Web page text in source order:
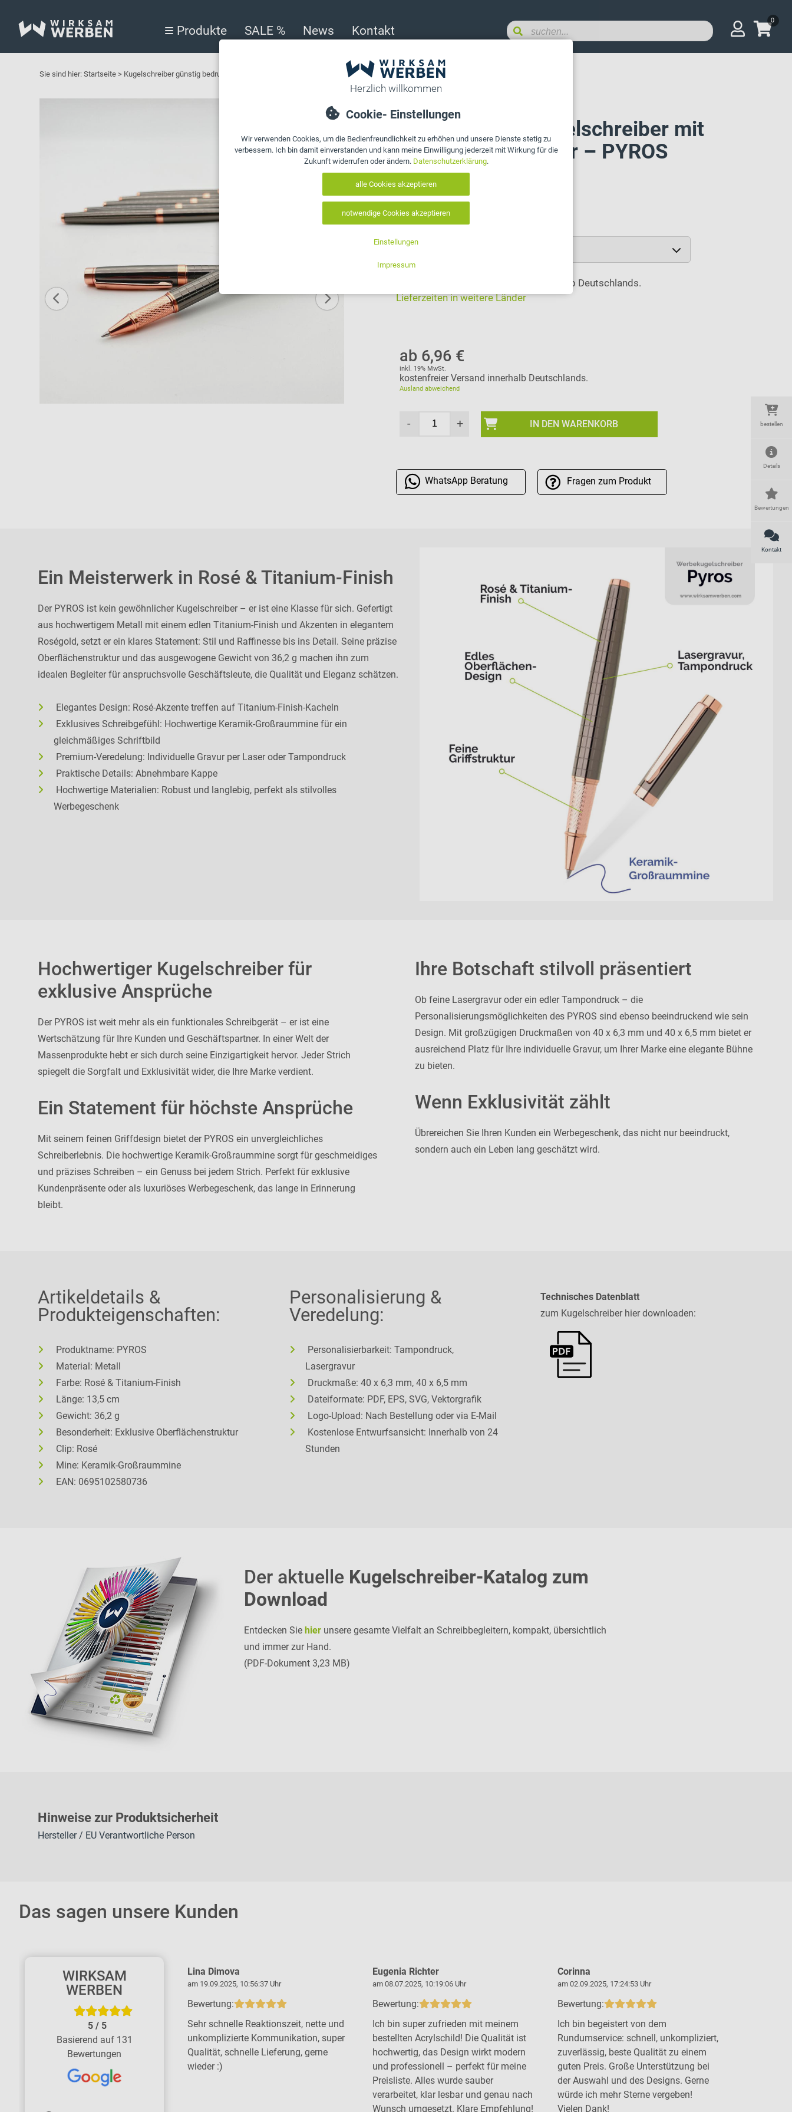
0
Produkte SALE % News Kontakt
Sie sind hier:Startseite > Kugelschreiber günstig bedrucken lassen Hochwertiger Kugelschreiber mit individueller Gravur – PYROS
Hochwertiger Kugelschreiber mit
individueller Gravur – PYROS
Art. Nr.: 10202
EAN: 0695102580736
Druck auswählen:
innerhalb Deutschlands.
Lieferzeiten in weitere Länder
ab 6,96 €
inkl. 19% MwSt.
kostenfreier Versand innerhalb Deutschlands.
Ausland abweichend
- + IN DEN WARENKORB
WhatsApp Beratung Fragen zum Produkt
bestellen
Details
Bewertungen
Kontakt
Ein Meisterwerk in Rosé & Titanium-Finish
Der PYROS ist kein gewöhnlicher Kugelschreiber – er ist eine Klasse für sich. Gefertigt
aus hochwertigem Metall mit einem edlen Titanium-Finish und Akzenten in elegantem
Roségold, setzt er ein klares Statement: Stil und Raffinesse bis ins Detail. Seine präzise
Oberflächenstruktur und das ausgewogene Gewicht von 36,2 g machen ihn zum
idealen Begleiter für anspruchsvolle Geschäftsleute, die Qualität und Eleganz schätzen.
Elegantes Design: Rosé-Akzente treffen auf Titanium-Finish-Kacheln
Exklusives Schreibgefühl: Hochwertige Keramik-Großraummine für ein
gleichmäßiges Schriftbild
Premium-Veredelung: Individuelle Gravur per Laser oder Tampondruck
Praktische Details: Abnehmbare Kappe
Hochwertige Materialien: Robust und langlebig, perfekt als stilvolles
Werbegeschenk
Hochwertiger Kugelschreiber für
exklusive Ansprüche
Der PYROS ist weit mehr als ein funktionales Schreibgerät – er ist eine
Wertschätzung für Ihre Kunden und Geschäftspartner. In einer Welt der
Massenprodukte hebt er sich durch seine Einzigartigkeit hervor. Jeder Strich
spiegelt die Sorgfalt und Exklusivität wider, die Ihre Marke verdient.
Ein Statement für höchste Ansprüche
Mit seinem feinen Griffdesign bietet der PYROS ein unvergleichliches
Schreiberlebnis. Die hochwertige Keramik-Großraummine sorgt für geschmeidiges
und präzises Schreiben – ein Genuss bei jedem Strich. Perfekt für exklusive
Kundenpräsente oder als luxuriöses Werbegeschenk, das lange in Erinnerung
bleibt.
Ihre Botschaft stilvoll präsentiert
Ob feine Lasergravur oder ein edler Tampondruck – die
Personalisierungsmöglichkeiten des PYROS sind ebenso beeindruckend wie sein
Design. Mit großzügigen Druckmaßen von 40 x 6,3 mm und 40 x 6,5 mm bietet er
ausreichend Platz für Ihre individuelle Gravur, um Ihrer Marke eine elegante Bühne
zu bieten.
Wenn Exklusivität zählt
Übrereichen Sie Ihren Kunden ein Werbegeschenk, das nicht nur beeindruckt,
sondern auch ein Leben lang geschätzt wird.
Artikeldetails &
Produkteigenschaften:
Produktname: PYROS
Material: Metall
Farbe: Rosé & Titanium-Finish
Länge: 13,5 cm
Gewicht: 36,2 g
Besonderheit: Exklusive Oberflächenstruktur
Clip: Rosé
Mine: Keramik-Großraummine
EAN: 0695102580736
Personalisierung &
Veredelung:
Personalisierbarkeit: Tampondruck,
Lasergravur
Druckmaße: 40 x 6,3 mm, 40 x 6,5 mm
Dateiformate: PDF, EPS, SVG, Vektorgrafik
Logo-Upload: Nach Bestellung oder via E-Mail
Kostenlose Entwurfsansicht: Innerhalb von 24
Stunden
Technisches Datenblatt
zum Kugelschreiber hier downloaden:
Der aktuelle Kugelschreiber-Katalog zum
Download
Entdecken Sie hier unsere gesamte Vielfalt an Schreibbegleitern, kompakt, übersichtlich
und immer zur Hand.
(PDF-Dokument 3,23 MB)
Hinweise zur Produktsicherheit
Hersteller / EU Verantwortliche Person
Das sagen unsere Kunden
WIRKSAM
WERBEN
5 / 5
Basierend auf 131
Bewertungen
Kerstin Thiemicke
am 11.06.2026, 16:37:45 Uhr
Tolle Firma - große Kompetenz, schnell
und zuverlässig. Wir sind rundum
zufrieden. Ich empfehle die Firma ohne
Bedenken gern weiter.
Lina Dimova
am 19.09.2025, 10:56:37 Uhr
Bewertung:
Sehr schnelle Reaktionszeit, nette und
unkomplizierte Kommunikation, super
Qualität, schnelle Lieferung, gerne
wieder :)
Eugenia Richter
am 08.07.2025, 10:19:06 Uhr
Bewertung:
Ich bin super zufrieden mit meinem
bestellten Acrylschild! Die Qualität ist
hochwertig, das Design wirkt modern
und professionell – perfekt für meine
Preisliste. Alles wurde sauber
verarbeitet, klar lesbar und genau nach
Wunsch umgesetzt. Klare Empfehlung!
Corinna
am 02.09.2025, 17:24:53 Uhr
Bewertung:
Ich bin begeistert von dem
Rundumservice: schnell, unkompliziert,
zuverlässig, beste Qualität zu einem
guten Preis. Große Unterstützung bei
der Auswahl und des Designs. Gerne
würde ich mehr Sterne vergeben!
Vielen Dank!